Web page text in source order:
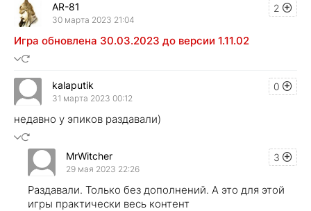
2
AR-81
30 марта 2023 21:04
Игра обновлена 30.03.2023 до версии 1.11.02
0
kalaputik
31 марта 2023 00:12
недавно у эпиков раздавали)
3
MrWitcher
29 мая 2023 22:26
Раздавали. Только без дополнений. А это для этой
игры практически весь контент